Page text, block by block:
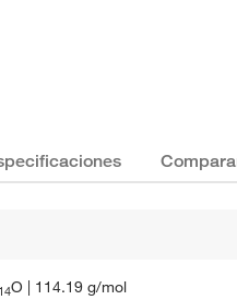
14O | 114.19 g/mol